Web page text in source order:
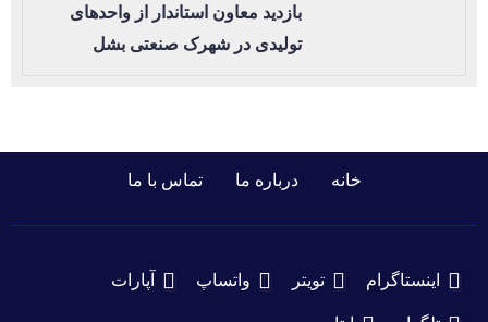
بازدید معاون استاندار از واحدهای
تولیدی در شهرک صنعتی بشل
خانه درباره ما تماس با ما
اینستاگرام تویتر واتساپ آپارات